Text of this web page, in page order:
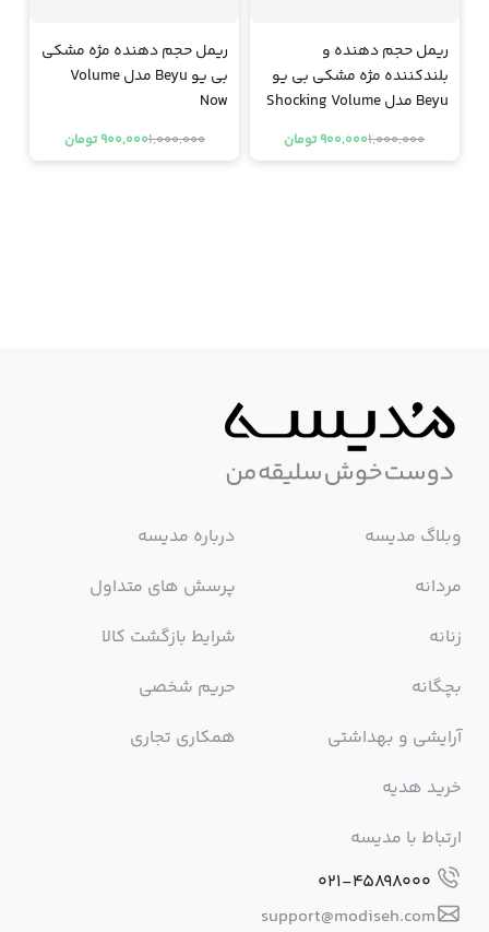
ریمل حجم دهنده و
بلندکننده مژه مشکی بی یو
Beyu مدل Shocking Volume
1,000,000900,000 تومان
ریمل حجم دهنده مژه مشکی
بی یو Beyu مدل Volume
Now
1,000,000900,000 تومان
وبلاگ مدیسه
مردانه
زنانه
بچگانه
آرایشی و بهداشتی
خرید هدیه
درباره مدیسه
پرسش های متداول
شرایط بازگشت کالا
حریم شخصی
همکاری تجاری
ارتباط با مدیسه
021-45898000
support@modiseh.com